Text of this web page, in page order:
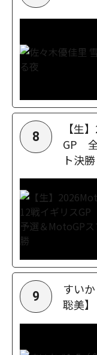
8
【生
GP
ト決勝
9
すい
聡美】